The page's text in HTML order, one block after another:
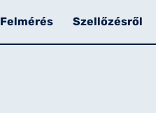
Felmérés Szellőzésről